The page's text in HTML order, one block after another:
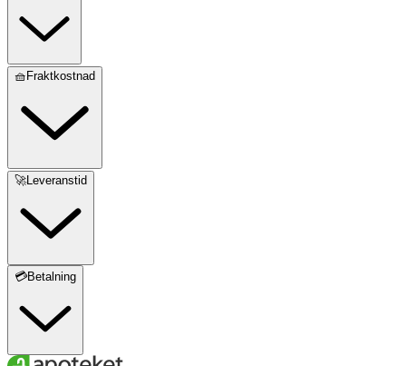
🧺Fraktkostnad
🚀Leveranstid
💳Betalning